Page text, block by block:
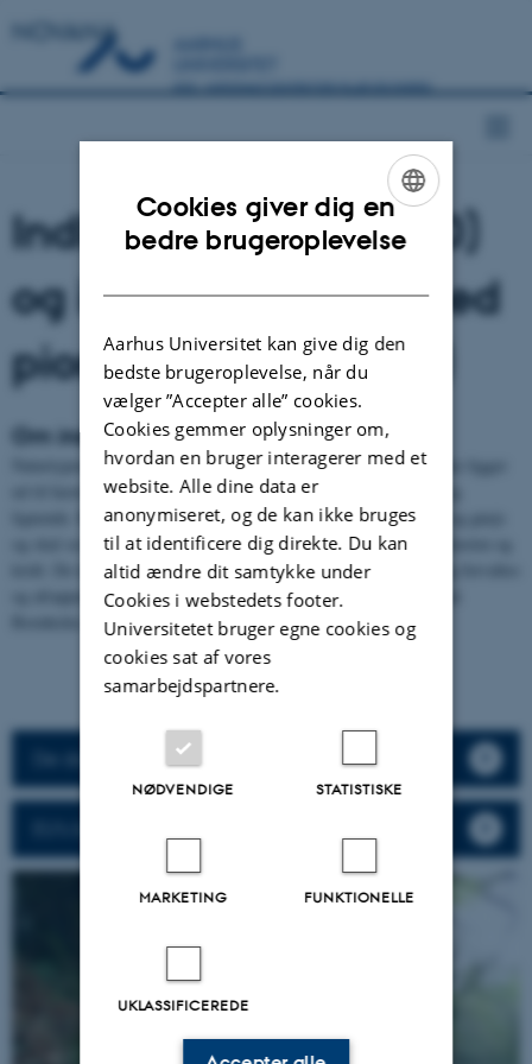
NOVANA
Indlandsklippe (8220)
og indlandsklippe med
pionerplanter (8230)
Om indlandsklippe
Naturtyperne findes på tørre, blottede kalkfattige klipper, som ikke ligger
ud til havet, og som er mere eller mindre bevoksede i sprækker og
lignende. Kalkfattige bjergarter omfatter bl.a. granit, serpentinit og gnejs
og skal ses som modsætning til kalkrige bjergarter, som f.eks. limsten og
kridt. De to naturtyper forekommer i en tæt mosaik i Danmark og forvaltes
og afrapporteres samlet. Kalkfattige indlandsklipper findes kun på
De danske beskrivelser af habitattyperne
ENGLISH
Cookies giver dig en
bedre brugeroplevelse
Aarhus Universitet kan give dig den
bedste brugeroplevelse, når du
vælger ”Accepter alle” cookies.
Cookies gemmer oplysninger om,
hvordan en bruger interagerer med et
website. Alle dine data er
anonymiseret, og de kan ikke bruges
til at identificere dig direkte. Du kan
altid ændre dit samtykke under
Cookies i webstedets footer.
Universitetet bruger egne cookies og
cookies sat af vores
samarbejdspartnere.
NØDVENDIGE STATISTISKE
MARKETING FUNKTIONELLE
UKLASSIFICEREDE